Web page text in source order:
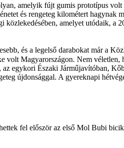
amelyik fújt gumis prototípus
és rengeteg kilométert
amelyet utódaik, a
és a legelső darabokat már a
Magyarországon. Nem
egykori Északi Járműjavítóban,
újdonsággal. A gyereknapi
fel először az első Mol Bubi